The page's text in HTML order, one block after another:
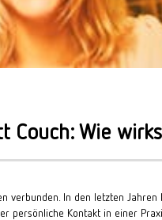
Couch: Wie
verbunden. In den letzten
persönliche Kontakt in einer